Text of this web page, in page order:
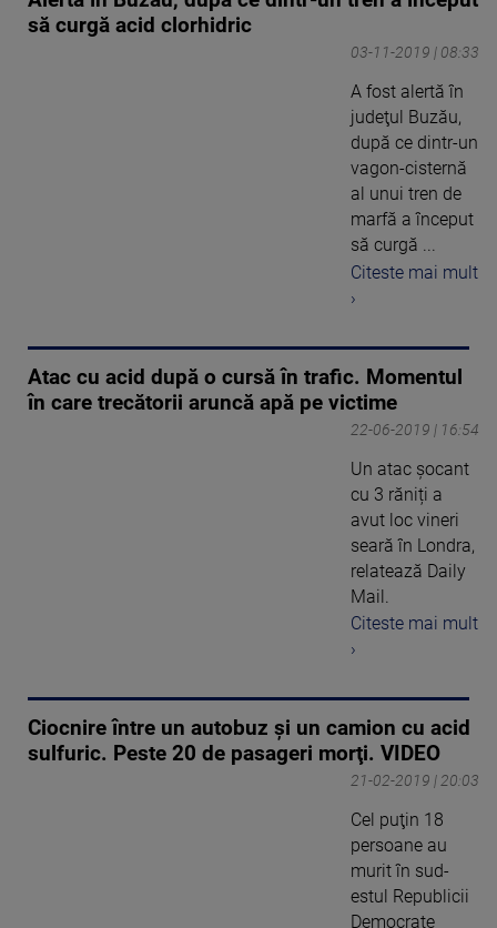
să curgă acid clorhidric
03-11-2019 | 08:33
A fost alertă în
judeţul Buzău,
după ce dintr-un
vagon-cisternă
al unui tren de
marfă a început
să curgă ...
Citeste mai mult
›
Atac cu acid după o cursă în trafic. Momentul
în care trecătorii aruncă apă pe victime
22-06-2019 | 16:54
Un atac șocant
cu 3 răniți a
avut loc vineri
seară în Londra,
relatează Daily
Mail.
Citeste mai mult
›
Ciocnire între un autobuz şi un camion cu acid
sulfuric. Peste 20 de pasageri morţi. VIDEO
21-02-2019 | 20:03
Cel puţin 18
persoane au
murit în sud-
estul Republicii
Democrate